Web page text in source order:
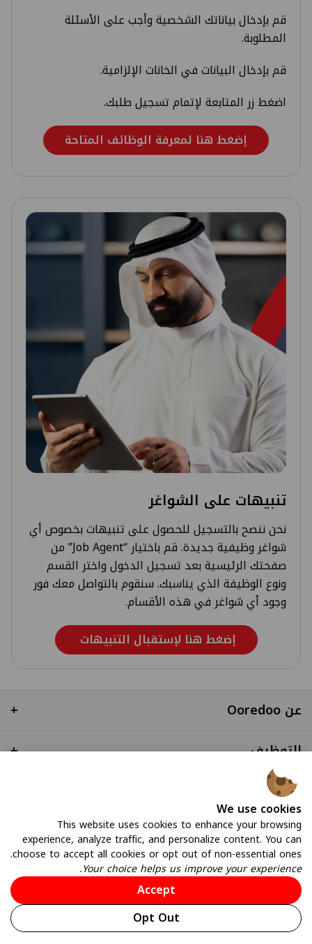
قم بإدخال بياناتك الشخصية وأجب على الأسئلة
المطلوبة.
قم بإدخال البيانات في الخانات الإلزامية.
اضغط زر المتابعة لإتمام تسجيل طلبك.
إضغط هنا لمعرفة الوظائف المتاحة
تنبيهات على الشواغر
نحن ننصح بالتسجيل للحصول على تنبيهات بخصوص أي
شواغر وظيفية جديدة. قم باختيار “Job Agent” من
صفحتك الرئيسية بعد تسجيل الدخول واختر القسم
ونوع الوظيفة الذي يناسبك. سنقوم بالتواصل معك فور
وجود أي شواغر في هذه الأقسام.
إضغط هنا لإستقبال التنبيهات
عن Ooredoo
+
التوظيف
+
روابط سريعة
© 2026 All Rights Reserved
Privacy Policy
Terms & Conditions
CITRA QoS
We use cookies
This website uses cookies to enhance your browsing
experience, analyze traffic, and personalize content. You can
choose to accept all cookies or opt out of non-essential ones.
Your choice helps us improve your experience.
Accept
Opt Out